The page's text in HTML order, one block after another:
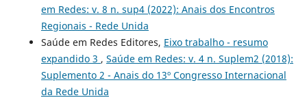
em Redes: v. 8 n. sup4 (2022): Anais dos Encontros
Regionais - Rede Unida
Saúde em Redes Editores, Eixo trabalho - resumo
expandido 3 , Saúde em Redes: v. 4 n. Suplem2 (2018):
Suplemento 2 - Anais do 13º Congresso Internacional
da Rede Unida